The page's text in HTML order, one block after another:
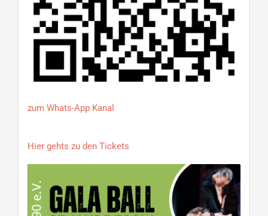
zum Whats-App Kanal
Hier gehts zu den Tickets